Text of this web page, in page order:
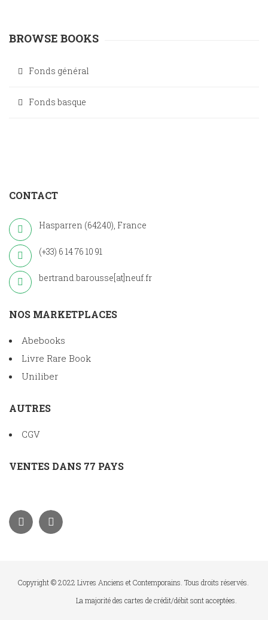
BROWSE BOOKS
Fonds général
Fonds basque
CONTACT
Hasparren (64240), France
(+33) 6 14 76 10 91
bertrand.barousse[at]neuf.fr
NOS MARKETPLACES
Abebooks
Livre Rare Book
Uniliber
AUTRES
CGV
VENTES DANS 77 PAYS
Copyright © 2022 Livres Anciens et Contemporains. Tous droits réservés.
La majorité des cartes de crédit/débit sont acceptées.